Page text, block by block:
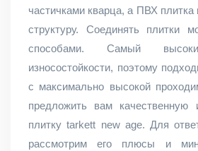
частичками кварца, а ПВХ
структуру. Соединять плитки
способами. Самый
износостойкости, поэтому
с максимально высокой
предложить вам
плитку tarkett new age. Для
рассмотрим его плюсы и